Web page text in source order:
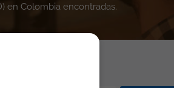
en Colombia encontradas.